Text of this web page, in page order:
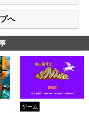
へ
ゲーム